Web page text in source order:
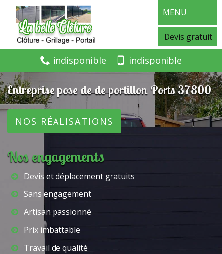
MENU
Devis gratuit
indisponible indisponible
Entreprise pose de de portillon Ports 37800
NOS RÉALISATIONS
Nos engagements
Devis et déplacement gratuits
Sans engagement
Artisan passionné
Prix imbattable
Travail de qualité